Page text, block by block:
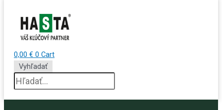
0,00 € 0 Cart
Vyhľadať